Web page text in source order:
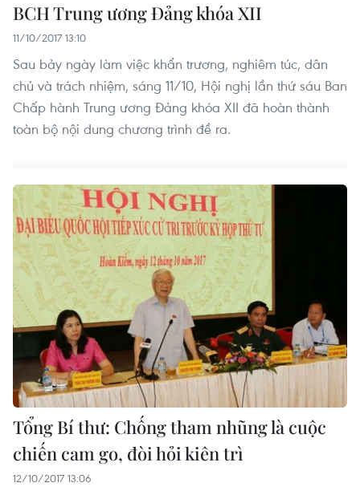
BCH Trung ương Đảng khóa XII
11/10/2017 13:10
Sau bảy ngày làm việc khẩn trương, nghiêm túc, dân
chủ và trách nhiệm, sáng 11/10, Hội nghị lần thứ sáu Ban
Chấp hành Trung ương Đảng khóa XII đã hoàn thành
toàn bộ nội dung chương trình đề ra.
Tổng Bí thư: Chống tham nhũng là cuộc
chiến cam go, đòi hỏi kiên trì
12/10/2017 13:06